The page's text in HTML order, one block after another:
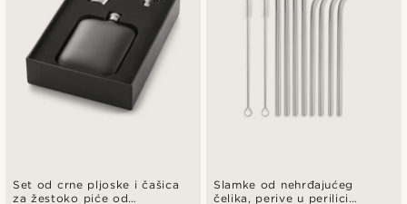
Set od crne pljoske i čašica
za žestoko piće od
Slamke od nehrđajućeg
čelika, perive u perilici